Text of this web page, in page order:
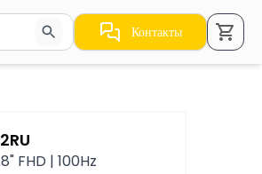
результатам.
Контакты
FHD | 100Hz